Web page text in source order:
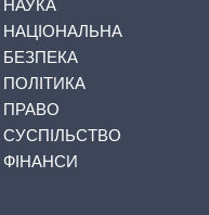
НАУКА
НАЦІОНАЛЬНА
БЕЗПЕКА
ПОЛІТИКА
ПРАВО
СУСПІЛЬСТВО
ФІНАНСИ